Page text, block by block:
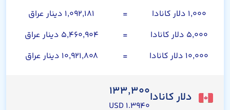
۱,۰۰۰ دلار کانادا
=
۱,۰۹۲,۱۸۱ دینار عراق
۵,۰۰۰ دلار کانادا
=
۵,۴۶۰,۹۰۴ دینار عراق
۱۰,۰۰۰ دلار کانادا
= ۱۰,۹۲۱,۸۰۸ دینار عراق
دلار کانادا۱۳۳,۳۰۰
۱.۳۹۴۰ USD